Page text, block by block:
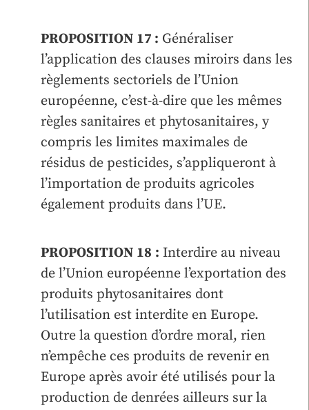
PROPOSITION 17 : Généraliser
l’application des clauses miroirs dans les
règlements sectoriels de l’Union
européenne, c’est-à-dire que les mêmes
règles sanitaires et phytosanitaires, y
compris les limites maximales de
résidus de pesticides, s’appliqueront à
l’importation de produits agricoles
également produits dans l’UE.
PROPOSITION 18 : Interdire au niveau
de l’Union européenne l’exportation des
produits phytosanitaires dont
l’utilisation est interdite en Europe.
Outre la question d’ordre moral, rien
n’empêche ces produits de revenir en
Europe après avoir été utilisés pour la
production de denrées ailleurs sur la